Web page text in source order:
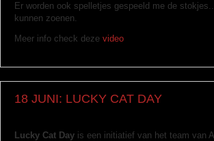
Er worden ook spelletjes gespeeld me de
kunnen zoenen.
Meer info check deze video
18 JUNI: LUCKY CAT DAY
Lucky Cat Day is een initiatief van het team van